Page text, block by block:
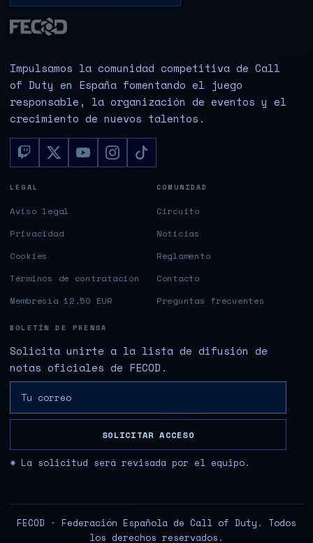
Impulsamos la comunidad competitiva de Call
of Duty en España fomentando el juego
responsable, la organización de eventos y el
crecimiento de nuevos talentos.
LEGAL
Aviso legal
Privacidad
Cookies
Términos de contratación
Membresía 12,50 EUR
COMUNIDAD
Circuito
Noticias
Reglamento
Contacto
Preguntas frecuentes
BOLETÍN DE PRENSA
Solicita unirte a la lista de difusión de
notas oficiales de FECOD.
SOLICITAR ACCESO
* La solicitud será revisada por el equipo.
FECOD · Federación Española de Call of Duty. Todos
los derechos reservados.